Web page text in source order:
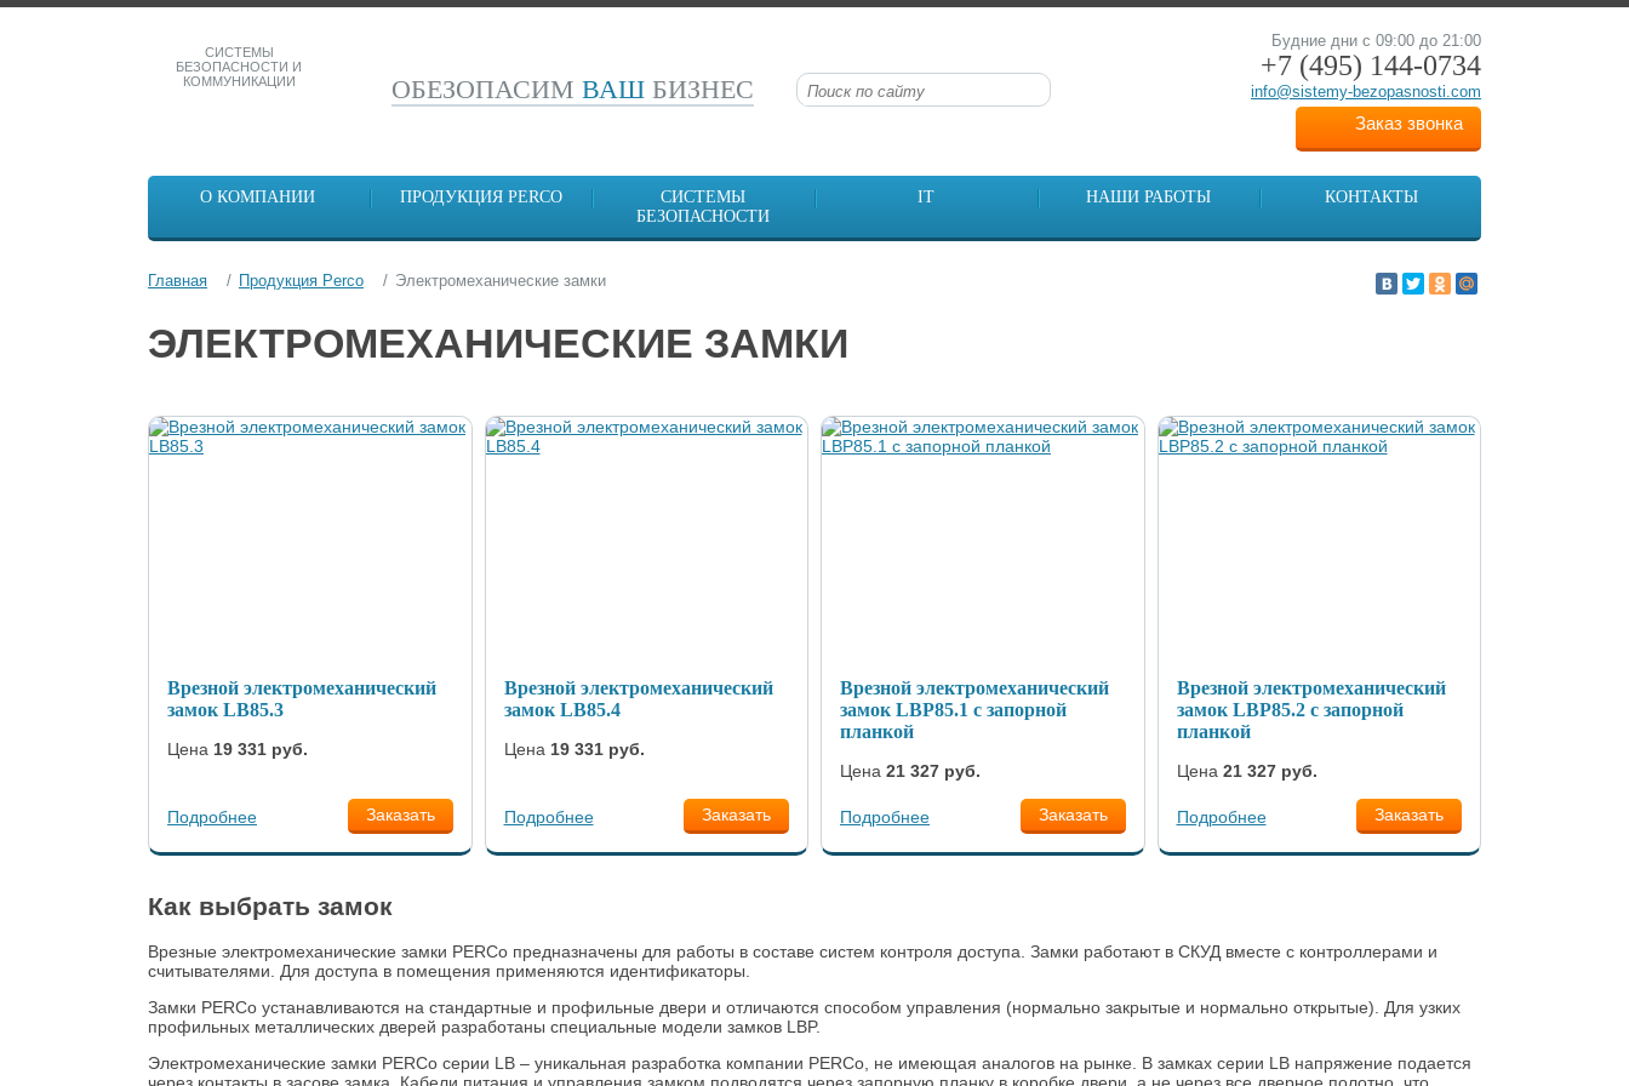
СИСТЕМЫ
БЕЗОПАСНОСТИ И
КОММУНИКАЦИИ
ОБЕЗОПАСИМ ВАШ БИЗНЕС
Будние дни с 09:00 до 21:00
+7 (495) 144-0734
info@sistemy-bezopasnosti.com
Заказ звонка
О КОМПАНИИ ПРОДУКЦИЯ PERCO
СИСТЕМЫ
БЕЗОПАСНОСТИ
IT НАШИ РАБОТЫ КОНТАКТЫ
Главная Продукция Perco Электромеханические замки
ЭЛЕКТРОМЕХАНИЧЕСКИЕ ЗАМКИ
Врезной электромеханический
замок LB85.3
Цена 19 331 руб.
Подробнее Заказать
Врезной электромеханический
замок LB85.4
Цена 19 331 руб.
Подробнее Заказать
Врезной электромеханический
замок LBP85.1 с запорной
планкой
Цена 21 327 руб.
Подробнее Заказать
Врезной электромеханический
замок LBP85.2 с запорной
планкой
Цена 21 327 руб.
Подробнее Заказать
Как выбрать замок
Врезные электромеханические замки PERCo предназначены для работы в составе систем контроля доступа. Замки работают в СКУД вместе с контроллерами и
считывателями. Для доступа в помещения применяются идентификаторы.
Замки PERCo устанавливаются на стандартные и профильные двери и отличаются способом управления (нормально закрытые и нормально открытые). Для узких
профильных металлических дверей разработаны специальные модели замков LBP.
Электромеханические замки PERCo серии LB – уникальная разработка компании PERCo, не имеющая аналогов на рынке. В замках серии LB напряжение подается